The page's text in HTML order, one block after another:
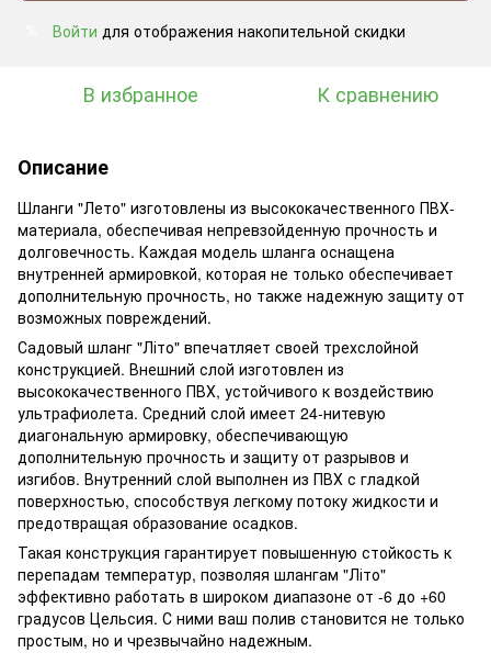
Войти для отображения накопительной скидки
В избранное К сравнению
Описание
Шланги "Лето" изготовлены из высококачественного ПВХ-
материала, обеспечивая непревзойденную прочность и
долговечность. Каждая модель шланга оснащена
внутренней армировкой, которая не только обеспечивает
дополнительную прочность, но также надежную защиту от
возможных повреждений.
Садовый шланг "Літо" впечатляет своей трехслойной
конструкцией. Внешний слой изготовлен из
высококачественного ПВХ, устойчивого к воздействию
ультрафиолета. Средний слой имеет 24-нитевую
диагональную армировку, обеспечивающую
дополнительную прочность и защиту от разрывов и
изгибов. Внутренний слой выполнен из ПВХ с гладкой
поверхностью, способствуя легкому потоку жидкости и
предотвращая образование осадков.
Такая конструкция гарантирует повышенную стойкость к
перепадам температур, позволяя шлангам "Літо"
эффективно работать в широком диапазоне от -6 до +60
градусов Цельсия. С ними ваш полив становится не только
простым, но и чрезвычайно надежным.